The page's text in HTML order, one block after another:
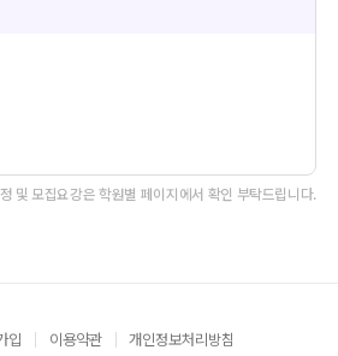
및 모집요강은 학원별 페이지에서 확인 부탁드립니다.
입 이용약관 개인정보처리방침